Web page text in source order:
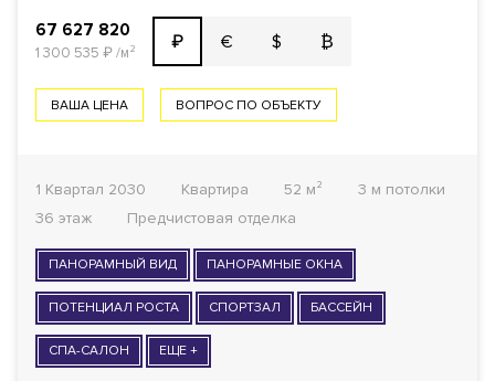
67 627 820
1 300 535 ₽/м² ₽ € $ ₿
ВАША ЦЕНА ВОПРОС ПО ОБЪЕКТУ
1 Квартал 2030 Квартира 52 м²
3 м потолки
36 этаж
Предчистовая отделка
ПАНОРАМНЫЙ ВИД ПАНОРАМНЫЕ ОКНА
ПОТЕНЦИАЛ РОСТА СПОРТЗАЛ БАССЕЙН
СПА-САЛОН ЕЩЕ +